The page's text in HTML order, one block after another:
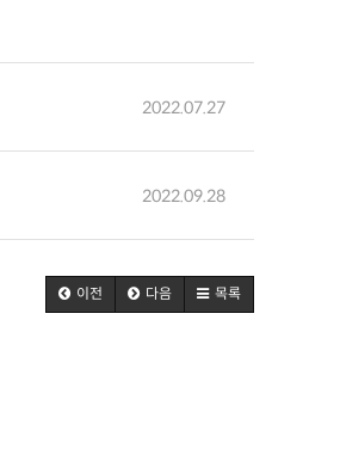
2022.07.27
2022.09.28
이전 다음 목록